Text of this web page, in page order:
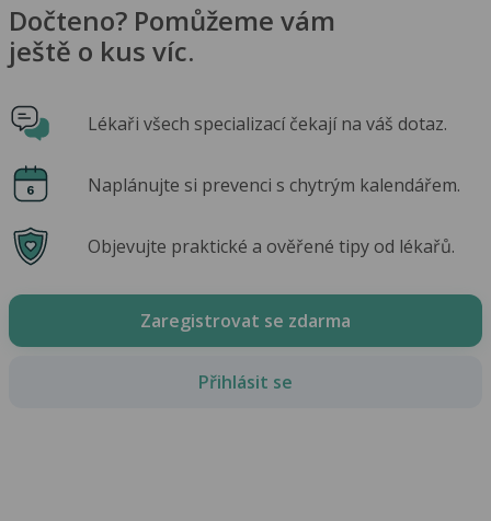
Dočteno? Pomůžeme vám
ještě o kus víc.
Lékaři všech specializací čekají na váš dotaz.
Naplánujte si prevenci s chytrým kalendářem.
Objevujte praktické a ověřené tipy od lékařů.
Zaregistrovat se zdarma
Přihlásit se